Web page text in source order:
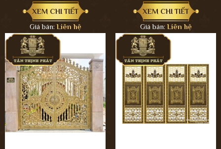
XEM CHI TIẾT
Giá bán:Liên hệ
XEM CHI TIẾT
Giá bán:Liên hệ